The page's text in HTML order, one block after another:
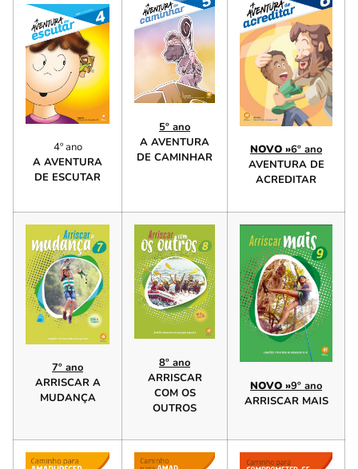
4º ano
A AVENTURA
DE ESCUTAR
5º ano
A AVENTURA
DE CAMINHAR
NOVO »6º ano
AVENTURA DE
ACREDITAR
7º ano
ARRISCAR A
MUDANÇA
8º ano
ARRISCAR
COM OS
OUTROS
NOVO »9º ano
ARRISCAR MAIS